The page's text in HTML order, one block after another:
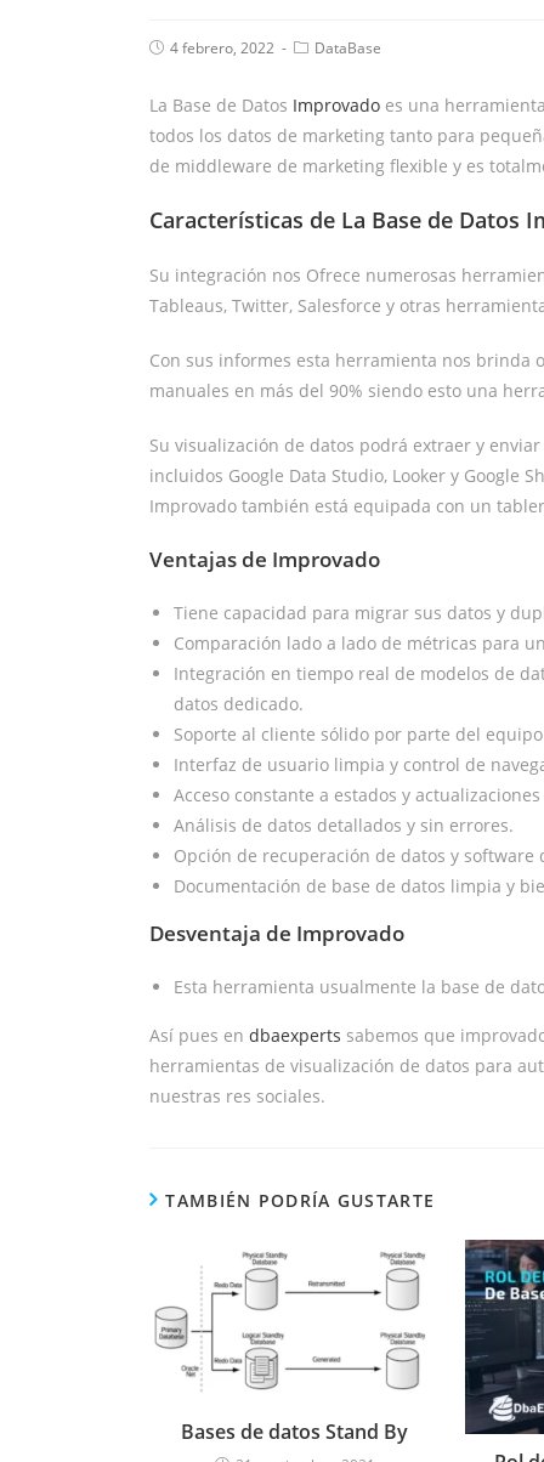
4 febrero, 2022 DataBase
La Base de Datos Improvado es una
todos los datos de marketing tanto para
de middleware de marketing flexible y es
Características de La Base de Datos
Su integración nos Ofrece numerosas
Tableaus, Twitter, Salesforce y otras
Con sus informes esta herramienta nos brinda
manuales en más del 90% siendo esto una
Su visualización de datos podrá extraer y
incluidos Google Data Studio, Looker y Google
Improvado también está equipada con un
Ventajas de Improvado
Tiene capacidad para migrar sus datos y
Comparación lado a lado de métricas para
Integración en tiempo real de modelos de
datos dedicado.
Soporte al cliente sólido por parte del
Interfaz de usuario limpia y control de
Acceso constante a estados y
Análisis de datos detallados y sin errores.
Opción de recuperación de datos y software
Documentación de base de datos limpia y
Desventaja de Improvado
Esta herramienta usualmente la base de
Así pues en dbaexperts sabemos que
herramientas de visualización de datos para
nuestras res sociales.
TAMBIÉN PODRÍA GUSTARTE
Bases de datos Stand By